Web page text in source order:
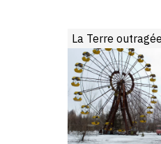
La Terre outragée